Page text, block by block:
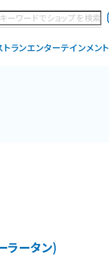
トランエンターテインメント
ラータン)